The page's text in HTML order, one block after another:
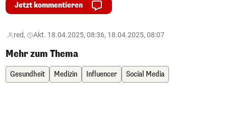
Jetzt kommentieren
red, Akt. 18.04.2025, 08:36, 18.04.2025, 08:07
Mehr zum Thema
Gesundheit Medizin Influencer Social Media